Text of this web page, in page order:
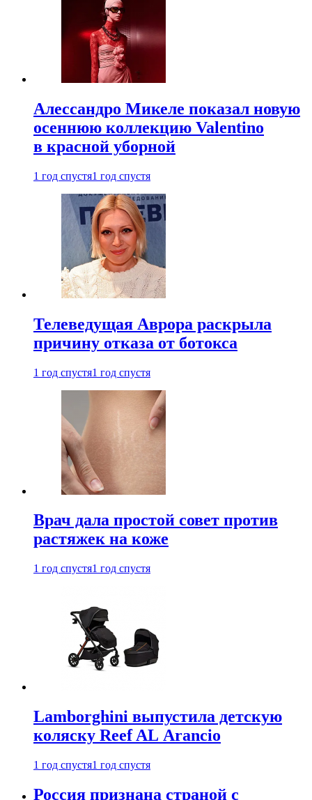
Алессандро Микеле показал новую
осеннюю коллекцию Valentino
в красной уборной
1 год спустя1 год спустя
Телеведущая Аврора раскрыла
причину отказа от ботокса
1 год спустя1 год спустя
Врач дала простой совет против
растяжек на коже
1 год спустя1 год спустя
Lamborghini выпустила детскую
коляску Reef AL Arancio
1 год спустя1 год спустя
Россия признана страной с